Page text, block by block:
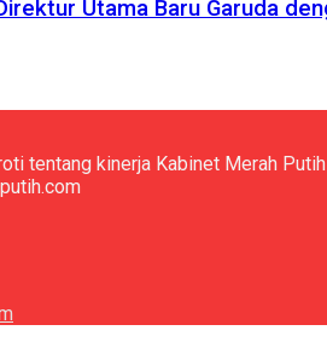
Utama Baru Garuda
tentang kinerja Kabinet Merah